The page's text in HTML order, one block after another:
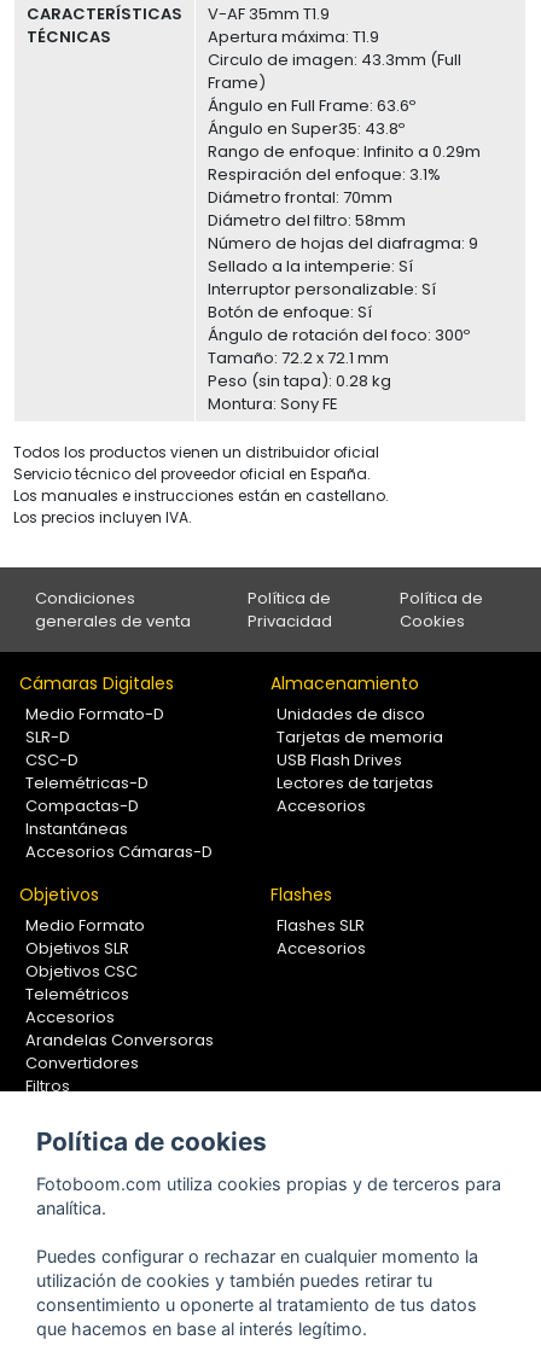
CARACTERÍSTICAS
TÉCNICAS
V-AF 35mm T1.9
Apertura máxima: T1.9
Circulo de imagen: 43.3mm (Full
Frame)
Ángulo en Full Frame: 63.6º
Ángulo en Super35: 43.8º
Rango de enfoque: Infinito a 0.29m
Respiración del enfoque: 3.1%
Diámetro frontal: 70mm
Diámetro del filtro: 58mm
Número de hojas del diafragma: 9
Sellado a la intemperie: Sí
Interruptor personalizable: Sí
Botón de enfoque: Sí
Ángulo de rotación del foco: 300º
Tamaño: 72.2 x 72.1 mm
Peso (sin tapa): 0.28 kg
Montura: Sony FE
Todos los productos vienen un distribuidor oficial
Servicio técnico del proveedor oficial en España.
Los manuales e instrucciones están en castellano.
Los precios incluyen IVA.
Condiciones
generales de venta
Política de
Privacidad
Política de
Cookies
Cámaras Digitales
Medio Formato-D
SLR-D
CSC-D
Telemétricas-D
Compactas-D
Instantáneas
Accesorios Cámaras-D
Almacenamiento
Unidades de disco
Tarjetas de memoria
USB Flash Drives
Lectores de tarjetas
Accesorios
Objetivos
Medio Formato
Objetivos SLR
Objetivos CSC
Telemétricos
Accesorios
Arandelas Conversoras
Convertidores
Filtros
Calibradores
Flashes
Flashes SLR
Accesorios
Soportes Fotografía
Monopiés
Trípodes
Kit Completos
Accesorios
Política de cookies
Fotoboom.com utiliza cookies propias y de terceros para
analítica.
Puedes configurar o rechazar en cualquier momento la
utilización de cookies y también puedes retirar tu
consentimiento u oponerte al tratamiento de tus datos
que hacemos en base al interés legítimo.